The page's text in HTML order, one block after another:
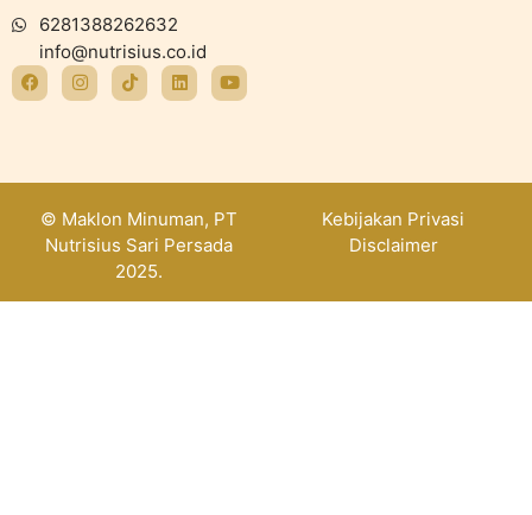
6281388262632
info@nutrisius.co.id
© Maklon Minuman, PT
Nutrisius Sari Persada
2025.
Kebijakan Privasi
Disclaimer